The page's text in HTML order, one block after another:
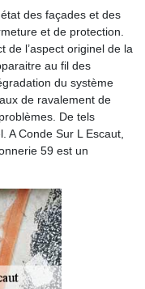
des façades et des
et de protection.
de l’aspect originel de la
au fil des
du système
de ravalement de
De tels
A Conde Sur L Escaut,
59 est un